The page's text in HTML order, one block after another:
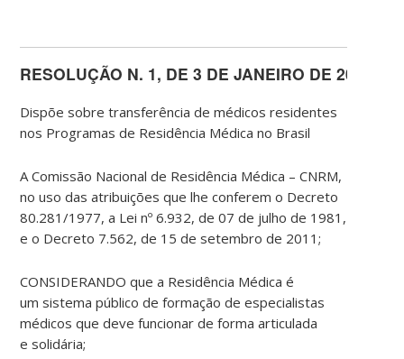
RESOLUÇÃO N. 1, DE3 DEJANEIRO DE2018
Dispõe sobre transferência de médicos residentes
nos Programas de Residência Médica no Brasil
A Comissão Nacional de Residência Médica – CNRM,
no uso das atribuições que lhe conferem o Decreto
80.281/1977, a Lei nº 6.932, de 07 de julho de 1981,
e o Decreto 7.562, de 15 de setembrode 2011;
CONSIDERANDO que a Residência Médica é
umsistemapúblico de formação de especialistas
médicos que deve funcionar deforma articulada
esolidária;